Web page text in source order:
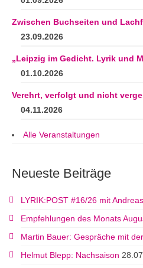
Zwischen Buchseiten und
23.09.2026
„Leipzig im Gedicht. Lyrik und
01.10.2026
Verehrt, verfolgt und nicht
04.11.2026
Alle Veranstaltungen
Neueste Beiträge
LYRIK:POST #16/26 mit
Empfehlungen des Monats
Martin Bauer: Gespräche mit
Helmut Blepp: Nachsaison